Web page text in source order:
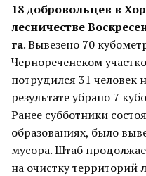
18 добровольцев в
лесничестве
га. Вывезено 70
Чернореченском
потрудился 31 человек
результате убрано 7
Ранее субботники
образованиях, было
мусора. Штаб
на очистку территорий